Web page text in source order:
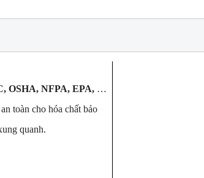
OSHA, NFPA, EPA, …
toàn cho hóa chất bảo
quanh.